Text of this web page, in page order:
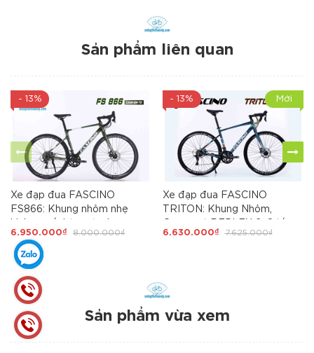
Sản phẩm liên quan
- 13%
Xe đạp đua FASCINO
FS866: Khung nhôm nhẹ
khung. Groupset L-TWOO R3
tay đề lắc. Phanh đĩa. Líp thả.
Cối nổ. Siêu Hot 2025
6.950.000₫ 8.000.000₫
- 13% Mới
Xe đạp đua FASCINO
TRITON: Khung Nhôm,
độ tay đề lắc, Phanh đĩa,
6.630.000₫ 7.625.000₫
Sản phẩm vừa xem